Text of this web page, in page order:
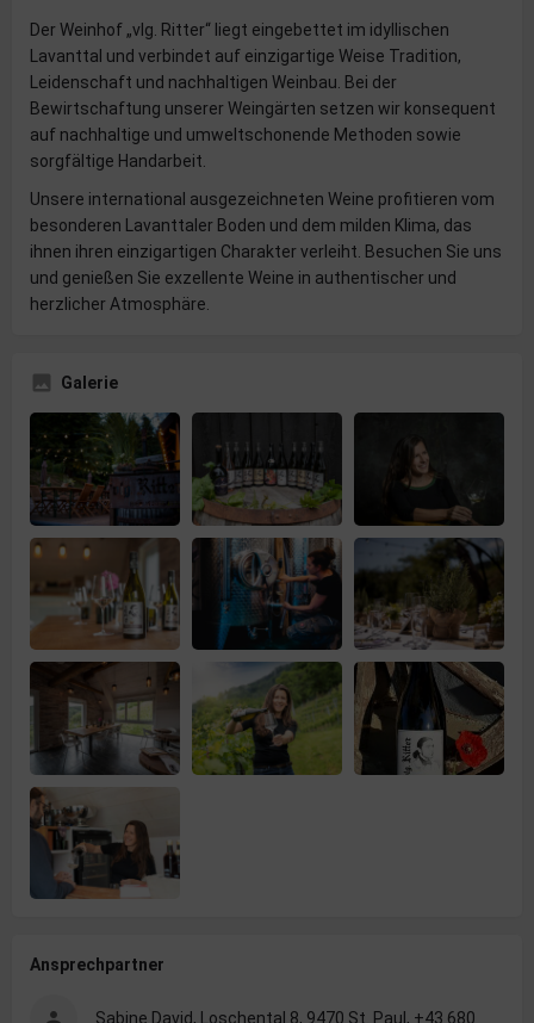
Der Weinhof „vlg. Ritter“ liegt eingebettet im idyllischen
Lavanttal und verbindet auf einzigartige Weise Tradition,
Leidenschaft und nachhaltigen Weinbau. Bei der
Bewirtschaftung unserer Weingärten setzen wir konsequent
auf nachhaltige und umweltschonende Methoden sowie
sorgfältige Handarbeit.
Unsere international ausgezeichneten Weine profitieren vom
besonderen Lavanttaler Boden und dem milden Klima, das
ihnen ihren einzigartigen Charakter verleiht. Besuchen Sie uns
und genießen Sie exzellente Weine in authentischer und
herzlicher Atmosphäre.
Galerie
Ansprechpartner
Sabine David, Loschental 8, 9470 St. Paul, +43 680